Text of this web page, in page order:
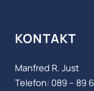
KONTAKT
Manfred R. Just
Telefon: 089 – 89